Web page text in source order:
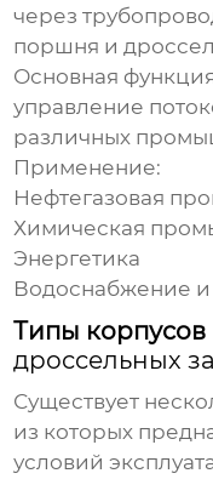
через
поршня и
Основная
управление
различных
Применение:
Нефтегазовая
Химическая
Энергетика
Водоснабжение
Типы корпусов
дроссельных
Существует
из которых
условий